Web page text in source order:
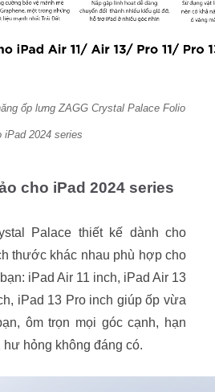
ốp lưng ZAGG Crystal Palace Folio
iPad 2024 series
cho iPad 2024 series
Palace thiết kế dành cho
thước khác nhau phù hợp cho
iPad Air 11 inch, iPad Air 13
iPad 13 Pro inch giúp ốp vừa
ôm trọn mọi góc cạnh, hạn
hỏng không đáng có.